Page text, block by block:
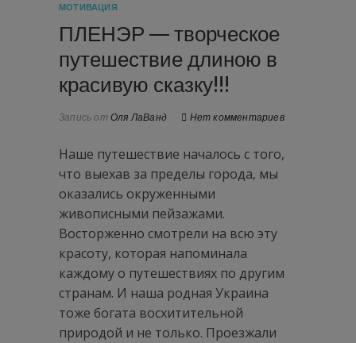
МОТИВАЦИЯ
ПЛЕНЭР — творческое
путешествие длиною в
красивую сказку!!!
Запись от Оля ЛаВанд Нет комментариев
Наше путешествие началось с того,
что выехав за пределы города, мы
оказались окруженными
живописными пейзажами.
Восторженно смотрели на всю эту
красоту, которая напоминала
каждому о путешествиях по другим
странам. И наша родная Украина
тоже богата восхитительной
природой и не только. Проезжали